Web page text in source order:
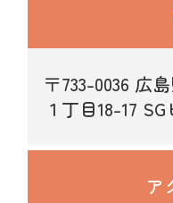
〒733-0036 広
１丁目18-17
ア